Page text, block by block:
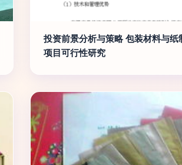
投资前景分析与策略 包装材料与纸
项目可行性研究